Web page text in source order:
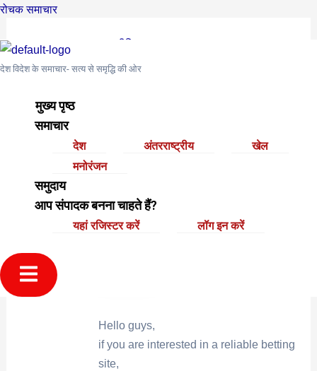
Skip
content
रोचक समाचार
देश विदेश के समाचार- सत्य से समृद्धि की ओर
मुख्य पृष्ठ
समाचार
देश अंतरराष्ट्रीय
खेल
मनोरंजन
समुदाय
आप संपादक बनना चाहते हैं?
यहां रजिस्टर करें लॉग इन करें
मुख्य पृष्ठ राजनीति
StrongAI test…
This topic is empty.
Viewing 0 reply threads
Reply
Hello guys,
if you are interested in a reliable betting
site,
Post